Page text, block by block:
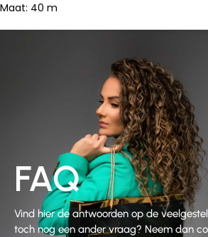
Maat: 40 m
FAQ
Vind hier de antwoorden op de
toch nog een ander vraag? Neem dan